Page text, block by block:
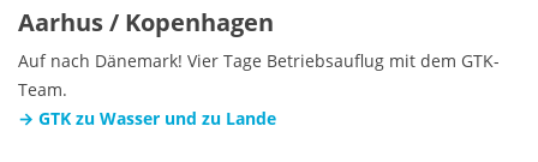
Aarhus / Kopenhagen
Auf nach Dänemark! Vier Tage Betriebsauflug mit dem GTK-
Team.
→ GTK zu Wasser und zu Lande